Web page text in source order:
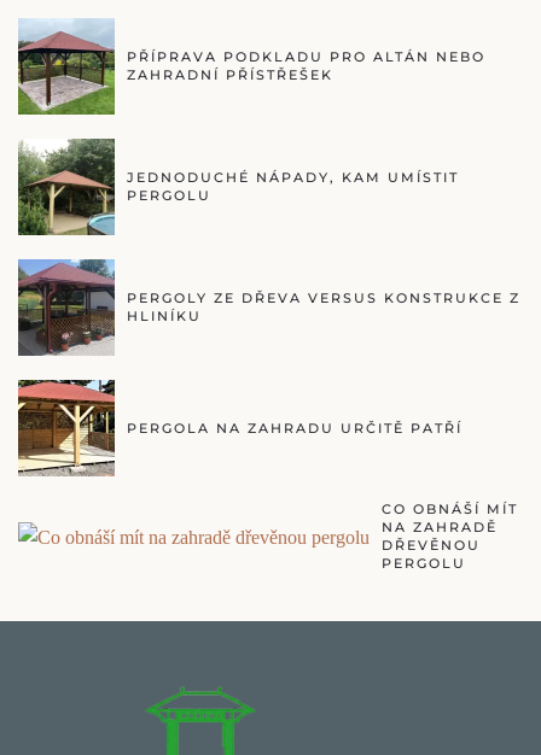
PŘÍPRAVA PODKLADU PRO ALTÁN NEBO
ZAHRADNÍ PŘÍSTŘEŠEK
JEDNODUCHÉ NÁPADY, KAM UMÍSTIT
PERGOLU
PERGOLY ZE DŘEVA VERSUS KONSTRUKCE Z
HLINÍKU
PERGOLA NA ZAHRADU URČITĚ PATŘÍ
CO OBNÁŠÍ MÍT
NA ZAHRADĚ
DŘEVĚNOU
PERGOLU